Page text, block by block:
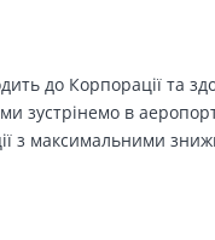
до Корпорації та
зустрінемо в
з максимальними